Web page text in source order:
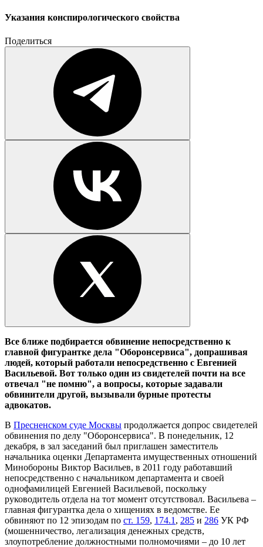
Указания конспирологического свойства
Поделиться
Все ближе подбирается обвинение непосредственно к
главной фигурантке дела "Оборонсервиса", допрашивая
людей, который работали непосредственно с Евгенией
Васильевой. Вот только один из свидетелей почти на все
отвечал "не помню", а вопросы, которые задавали
обвинители другой, вызывали бурные протесты
адвокатов.
В Пресненском суде Москвы продолжается допрос свидетелей
обвинения по делу "Оборонсервиса". В понедельник, 12
декабря, в зал заседаний был приглашен заместитель
начальника оценки Департамента имущественных отношений
Минобороны Виктор Васильев, в 2011 году работавший
непосредственно с начальником департамента и своей
однофамилицей Евгенией Васильевой, поскольку
руководитель отдела на тот момент отсутствовал. Васильева –
главная фигурантка дела о хищениях в ведомстве. Ее
обвиняют по 12 эпизодам по ст. 159, 174.1 , 285 и 286 УК РФ
(мошенничество, легализация денежных средств,
злоупотребление должностными полномочиями – до 10 лет